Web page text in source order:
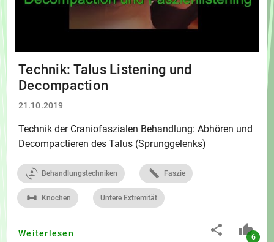
Technik: Talus Listening und
Decompaction
21.10.2019
Technik der Craniofaszialen Behandlung: Abhören und
Decompactieren des Talus (Sprunggelenks)
Behandlungstechniken Faszie
Knochen Untere Extremität
Weiterlesen 6